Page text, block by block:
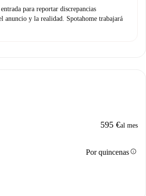
para reportar discrepancias
anuncio y la realidad. Spotahome trabajará
595 €al mes
Por quincenasinfo